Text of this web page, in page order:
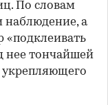
По словам
наблюдение, а
«подклеивать
нее тончайшей